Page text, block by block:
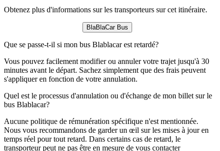
Obtenez plus d'informations sur les transporteurs sur cet itinéraire.
BlaBlaCar Bus
Que se passe-t-il si mon bus Blablacar est retardé?
Vous pouvez facilement modifier ou annuler votre trajet jusqu'à 30
minutes avant le départ. Sachez simplement que des frais peuvent
s'appliquer en fonction de votre annulation.
Quel est le processus d'annulation ou d'échange de mon billet sur le
bus Blablacar?
Aucune politique de rémunération spécifique n'est mentionnée.
Nous vous recommandons de garder un œil sur les mises à jour en
temps réel pour tout retard. Dans certains cas de retard, le
transporteur peut ne pas être en mesure de vous contacter